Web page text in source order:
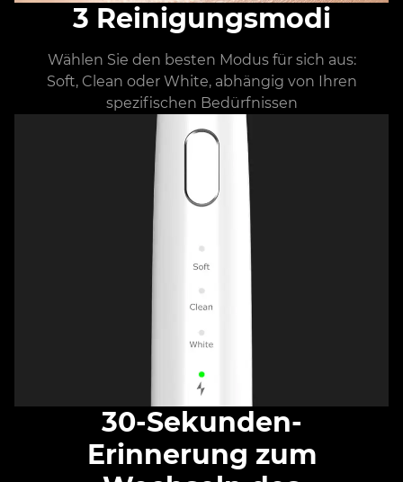
3 Reinigungsmodi
Wählen Sie den besten Modus für sich aus:
Soft, Clean oder White, abhängig von Ihren
spezifischen Bedürfnissen
30-Sekunden-
Erinnerung zum